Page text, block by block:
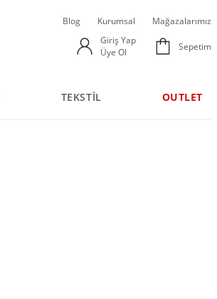
Blog Kurumsal
Mağazalarımız
Giriş Yap
Üye Ol
Sepetim
TEKSTİL OUTLET